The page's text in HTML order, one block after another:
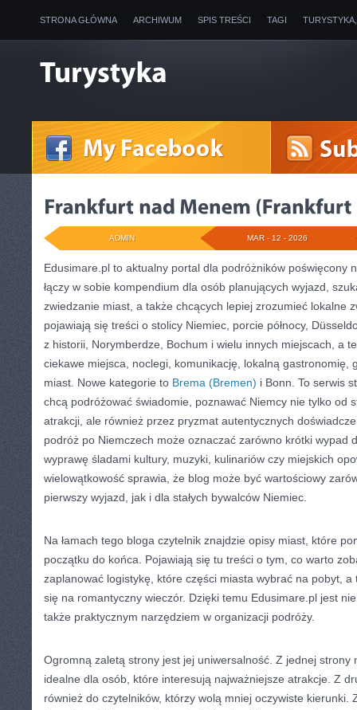
STRONA GŁÓWNA ARCHIWUM SPIS TREŚCI TAGI
MAR - 12 - 2026
ADMIN
Edusimare.pl to aktualny portal dla podróżników poświęcony
łączy w sobie kompendium dla osób planujących wyjazd,
zwiedzanie miast, a także chcących lepiej zrozumieć lokalne
pojawiają się treści o stolicy Niemiec, porcie północy,
z historii, Norymberdze, Bochum i wielu innych miejscach, a
ciekawe miejsca, noclegi, komunikację, lokalną gastronomię,
miast. Nowe kategorie to Brema (Bremen) i Bonn. To serwis
chcą podróżować świadomie, poznawać Niemcy nie tylko od
atrakcji, ale również przez pryzmat autentycznych
podróż po Niemczech może oznaczać zarówno krótki wypad
wyprawę śladami kultury, muzyki, kulinariów czy miejskich
wielowątkowość sprawia, że blog może być wartościowy
pierwszy wyjazd, jak i dla stałych bywalców Niemiec.
Na łamach tego bloga czytelnik znajdzie opisy miast, które
początku do końca. Pojawiają się tu treści o tym, co warto
zaplanować logistykę, które części miasta wybrać na pobyt,
się na romantyczny wieczór. Dzięki temu Edusimare.pl jest
także praktycznym narzędziem w organizacji podróży.
Ogromną zaletą strony jest jej uniwersalność. Z jednej strony
idealne dla osób, które interesują najważniejsze atrakcje. Z
również do czytelników, którzy wolą mniej oczywiste kierunki.